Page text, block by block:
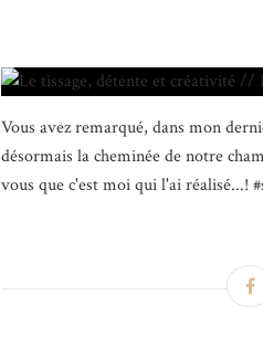
Vous avez remarqué, dans mon
désormais la cheminée de notre
vous que c'est moi qui l'ai réalisé...!